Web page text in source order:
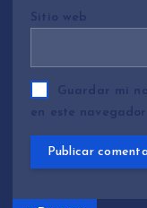
Sitio web
Guardar mi
en este